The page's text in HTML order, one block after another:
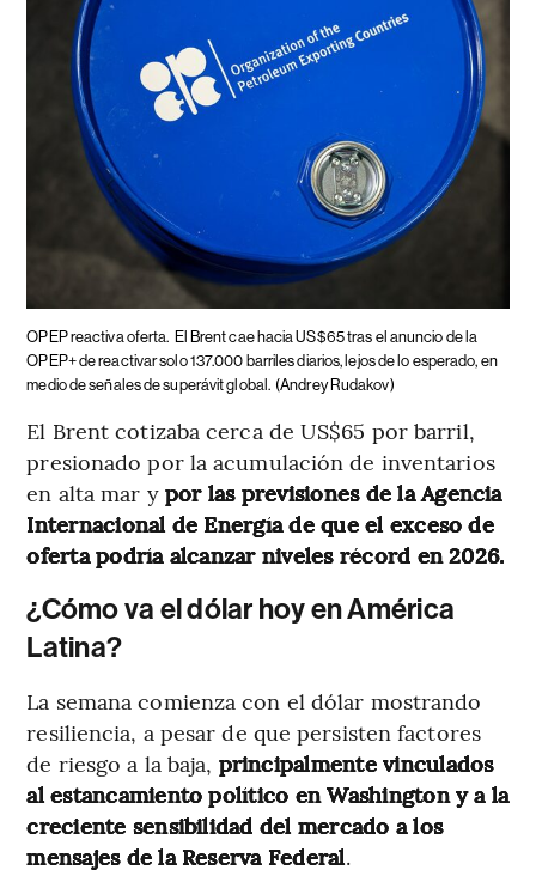
OPEP reactiva oferta. El Brent cae hacia US$65 tras el anuncio de la
OPEP+ de reactivar solo 137.000 barriles diarios, lejos de lo esperado, en
medio de señales de superávit global. (Andrey Rudakov)
El Brent cotizaba cerca de US$65 por barril,
presionado por la acumulación de inventarios
en alta mar y por las previsiones de la Agencia
Internacional de Energía de que el exceso de
oferta podría alcanzar niveles récord en 2026.
¿Cómo va el dólar hoy en América
Latina?
La semana comienza con el dólar mostrando
resiliencia, a pesar de que persisten factores
de riesgo a la baja, principalmente vinculados
al estancamiento político en Washington y a la
creciente sensibilidad del mercado a los
mensajes de la Reserva Federal.